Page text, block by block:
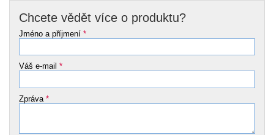
Chcete vědět více o produktu?
Jméno a příjmení *
Váš e-mail *
Zpráva *